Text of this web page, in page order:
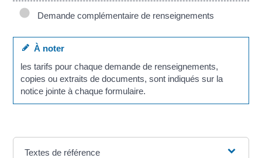
Demande complémentaire de renseignements
À noter
les tarifs pour chaque demande de renseignements,
copies ou extraits de documents, sont indiqués sur la
notice jointe à chaque formulaire.
Textes de référence